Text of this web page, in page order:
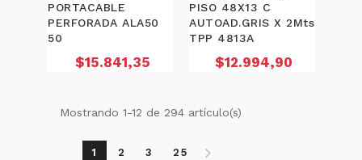
PORTACABLE
PERFORADA ALA50
50
Precio
$15.841,35
PISO 48X13 C
AUTOAD.GRIS X 2Mts
TPP 4813A
Precio
$12.994,90
Mostrando 1-12 de 294 artículo(s)
1 2 3 25